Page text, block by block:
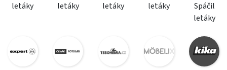
letáky
letáky
letáky
letáky
Spáčil
letáky